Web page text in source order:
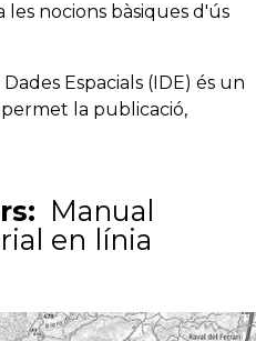
nocions bàsiques d'ús
Espacials (IDE) és un
la publicació,
Manual
en línia